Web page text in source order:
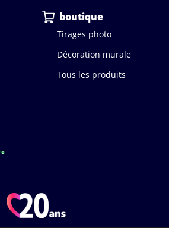
boutique
Tirages photo
Décoration murale
Tous les produits